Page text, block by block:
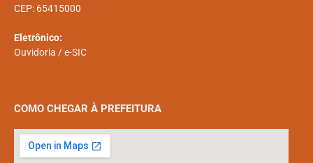
CEP: 65415000
Eletrônico:
Ouvidoria /e-SIC
COMO CHEGAR À PREFEITURA